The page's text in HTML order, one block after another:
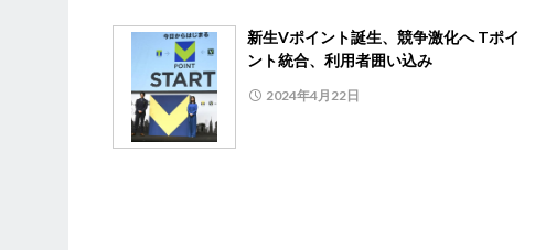
新生Vポイント誕生、競争激化へ Tポイ
ント統合、利用者囲い込み
2024年4月22日